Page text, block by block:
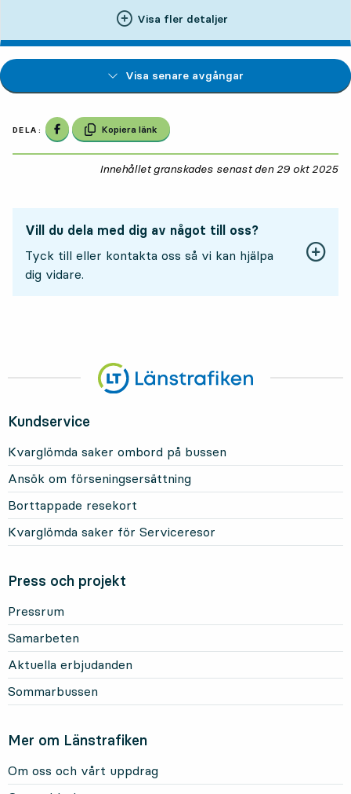
Visa fler detaljer
Visa senare avgångar
DELA: Dela på Facebook
Kopiera länk
Innehållet granskades senast den 29 okt 2025
Vill du dela med dig av något till oss?
Tyck till eller kontakta oss så vi kan hjälpa
dig vidare.
Kundservice
Kvarglömda saker ombord på bussen
Ansök om förseningsersättning
Borttappade resekort
Kvarglömda saker för Serviceresor
Press och projekt
Pressrum
Samarbeten
Aktuella erbjudanden
Sommarbussen
Mer om Länstrafiken
Om oss och vårt uppdrag